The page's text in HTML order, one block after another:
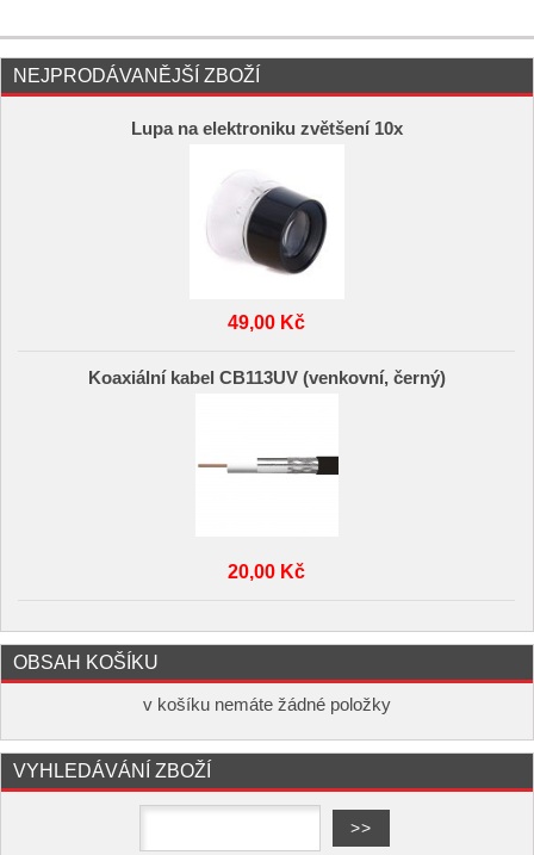
NEJPRODÁVANĚJŠÍ ZBOŽÍ
Lupa na elektroniku zvětšení 10x
49,00 Kč
Koaxiální kabel CB113UV (venkovní, černý)
20,00 Kč
OBSAH KOŠÍKU
v košíku nemáte žádné položky
VYHLEDÁVÁNÍ ZBOŽÍ